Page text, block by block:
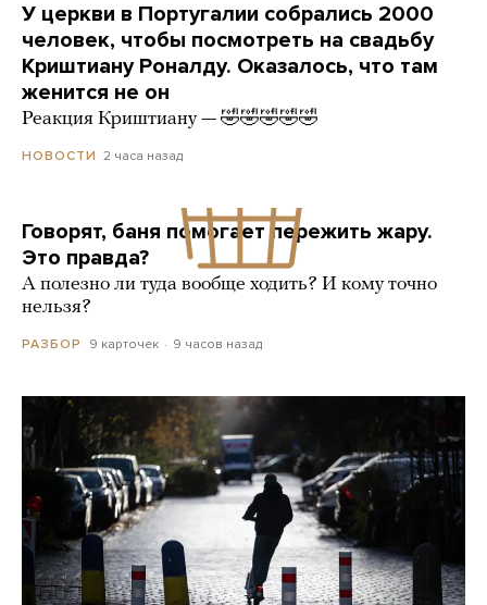
У церкви в Португалии собрались 2000
человек, чтобы посмотреть на свадьбу
Криштиану Роналду. Оказалось, что там
женится не он
Реакция Криштиану — 🤣🤣🤣🤣🤣
НОВОСТИ 2 часа назад
Говорят, баня помогает пережить жару.
Это правда?
А полезно ли туда вообще ходить? И кому точно
нельзя?
РАЗБОР 9 карточек 9 часов назад